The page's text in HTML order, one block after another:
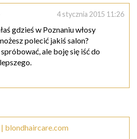
4 stycznia 2015 11:26
gdzieś w Poznaniu włosy
polecić jakiś salon?
ale boję się iść do
blondhaircare.com